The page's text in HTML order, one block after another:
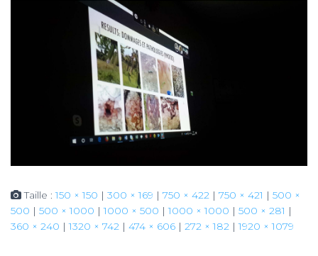
Taille :150 × 150 | 300 × 169 | 750 × 422 | 750 × 421 | 500 ×
500 | 500 × 1000 | 1000 × 500 | 1000 × 1000 | 500 × 281 |
360 × 240 | 1320 × 742 | 474 × 606 | 272 × 182 | 1920 × 1079